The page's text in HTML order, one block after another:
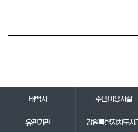
태백시 주민이용시설
유관기관 강원특별자치도시